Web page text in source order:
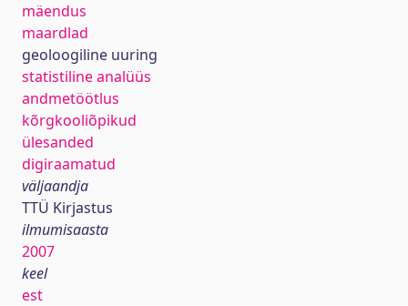
mäendus
maardlad
geoloogiline uuring
statistiline analüüs
andmetöötlus
kõrgkooliõpikud
ülesanded
digiraamatud
väljaandja
TTÜ Kirjastus
ilmumisaasta
2007
keel
est